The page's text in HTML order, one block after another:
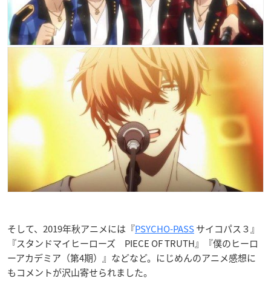
そして、2019年秋アニメには『PSYCHO-PASSサイコパス３』
『スタンドマイヒーローズ PIECE OF TRUTH』『僕のヒーロ
ーアカデミア（第4期）』などなど。にじめんのアニメ感想に
もコメントが沢山寄せられました。